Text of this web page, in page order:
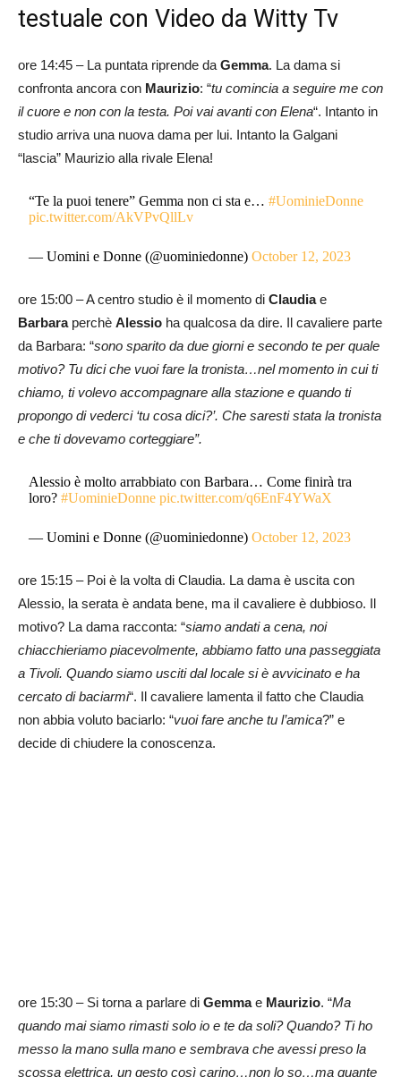
testuale con Video da Witty Tv
ore 14:45 – La puntata riprende da Gemma. La dama si
confronta ancora con Maurizio: “tu comincia a seguire me con
il cuore e non con la testa. Poi vai avanti con Elena“. Intanto in
studio arriva una nuova dama per lui. Intanto la Galgani
“lascia” Maurizio alla rivale Elena!
“Te la puoi tenere” Gemma non ci sta e…#UominieDonne
pic.twitter.com/AkVPvQllLv
— Uomini e Donne (@uominiedonne)October 12, 2023
ore 15:00 – A centro studio è il momento di Claudiae
Barbara perchè Alessio ha qualcosa da dire. Il cavaliere parte
da Barbara: “sono sparito da due giorni e secondo te per quale
motivo? Tu dici che vuoi fare la tronista…nel momento in cui ti
chiamo, ti volevo accompagnare alla stazione e quando ti
propongo di vederci ‘tu cosa dici?’. Che saresti stata la tronista
e che ti dovevamo corteggiare”.
Alessio è molto arrabbiato con Barbara… Come finirà tra
loro?#UominieDonne pic.twitter.com/q6EnF4YWaX
— Uomini e Donne (@uominiedonne)October 12, 2023
ore 15:15 – Poi è la volta di Claudia. La dama è uscita con
Alessio, la serata è andata bene, ma il cavaliere è dubbioso. Il
motivo? La dama racconta: “siamo andati a cena, noi
chiacchieriamo piacevolmente, abbiamo fatto una passeggiata
a Tivoli. Quando siamo usciti dal locale si è avvicinato e ha
cercato di baciarmi“. Il cavaliere lamenta il fatto che Claudia
non abbia voluto baciarlo: “vuoi fare anche tu l’amica?” e
decide di chiudere la conoscenza.
ore 15:30 – Si torna a parlare di Gemmae Maurizio. “Ma
quando mai siamo rimasti solo io e te da soli? Quando? Ti ho
messo la mano sulla mano e sembrava che avessi preso la
scossa elettrica, un gesto così carino…non lo so…ma quante